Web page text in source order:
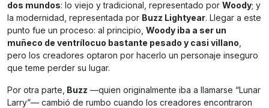
dos mundos: lo viejo y tradicional, representado por Woody; y
la modernidad, representada por Buzz Lightyear. Llegar a este
punto fue un proceso: al principio, Woody iba a ser un
muñeco de ventrílocuo bastante pesado y casi villano
pero los creadores optaron por hacerlo un personaje inseguro
que teme perder su lugar.
Por otra parte, Buzz —quien originalmente iba a llamarse “Lunar
Larry”— cambió de rumbo cuando los creadores encontraron